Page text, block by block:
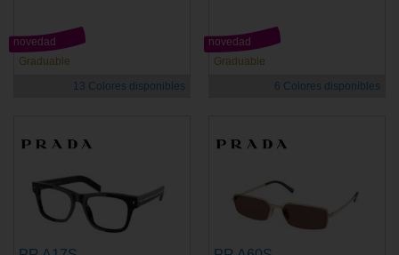
Graduable
novedad
13 Colores disponibles
Graduable
novedad
6 Colores disponibles